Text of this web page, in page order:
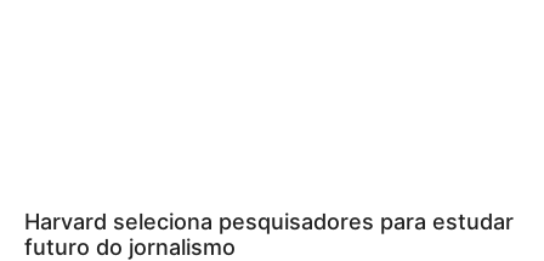
Harvard seleciona pesquisadores para estudar
futuro do jornalismo